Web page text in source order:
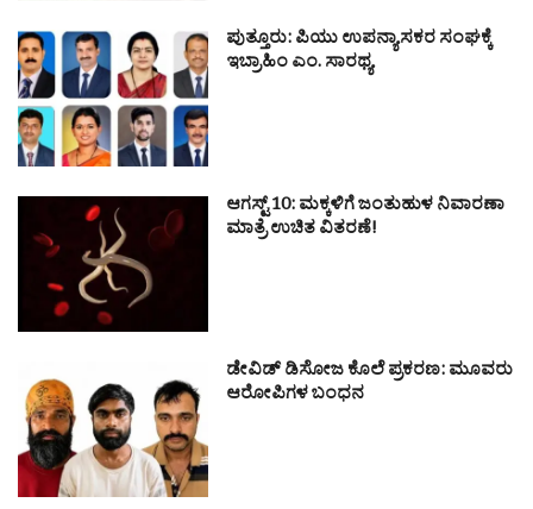
ಪುತ್ತೂರು: ಪಿಯು ಉಪನ್ಯಾಸಕರ ಸಂಘಕ್ಕೆ
ಇಬ್ರಾಹಿಂ ಎಂ. ಸಾರಥ್ಯ
ಆಗಸ್ಟ್ 10: ಮಕ್ಕಳಿಗೆ ಜಂತುಹುಳ ನಿವಾರಣಾ
ಮಾತ್ರೆ ಉಚಿತ ವಿತರಣೆ!
ಡೇವಿಡ್ ಡಿಸೋಜ ಕೊಲೆ ಪ್ರಕರಣ: ಮೂವರು
ಆರೋಪಿಗಳ ಬಂಧನ